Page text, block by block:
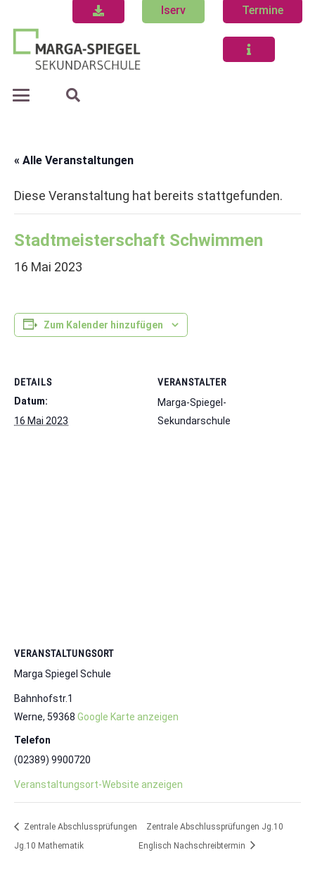
Iserv Termine
« Alle Veranstaltungen
Diese Veranstaltung hat bereits stattgefunden.
Stadtmeisterschaft Schwimmen
16 Mai 2023
Zum Kalender hinzufügen
DETAILS
Datum:
16 Mai 2023
VERANSTALTER
Marga-Spiegel-
Sekundarschule
VERANSTALTUNGSORT
Marga Spiegel Schule
Bahnhofstr.1
Werne, 59368 Google Karte anzeigen
Telefon
(02389) 9900720
Veranstaltungsort-Website anzeigen
Zentrale Abschlussprüfungen
Jg.10 Mathematik
Zentrale Abschlussprüfungen Jg.10
Englisch Nachschreibtermin